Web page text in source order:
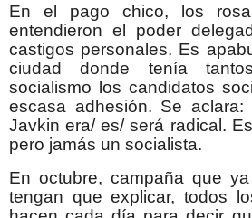
En el pago chico, los
entendieron el poder
castigos personales. Es
ciudad donde tenía
socialismo los candidatos
escasa adhesión. Se
Javkin era/ es/ será radical.
pero jamás un socialista.
En octubre, campaña que
tengan que explicar, todos